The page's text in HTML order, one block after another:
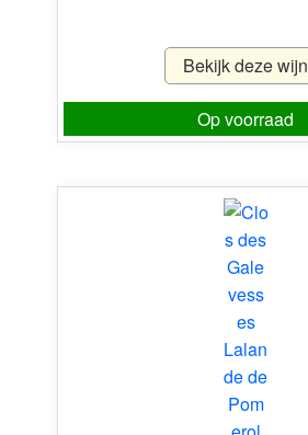
Bekijk deze wijn
Op voorraad